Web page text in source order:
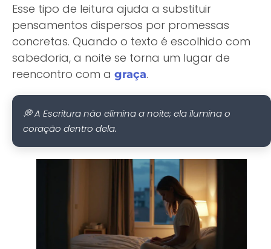
Esse tipo de leitura ajuda a substituir
pensamentos dispersos por promessas
concretas. Quando o texto é escolhido com
sabedoria, a noite se torna um lugar de
reencontro com a graça.
💭 A Escritura não elimina a noite; ela ilumina o
coração dentro dela.